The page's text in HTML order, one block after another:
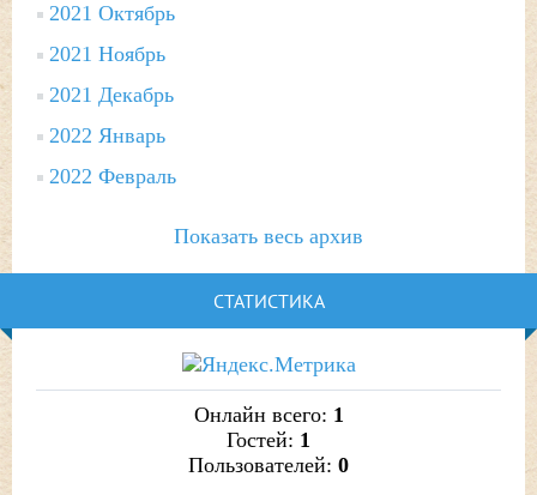
2021 Октябрь
2021 Ноябрь
2021 Декабрь
2022 Январь
2022 Февраль
Показать весь архив
СТАТИСТИКА
Онлайн всего: 1
Гостей: 1
Пользователей: 0